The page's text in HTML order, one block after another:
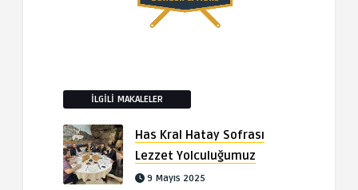
İLGILI MAKALELER
Has Kral Hatay Sofrası
Lezzet Yolculuğumuz
9 Mayıs 2025